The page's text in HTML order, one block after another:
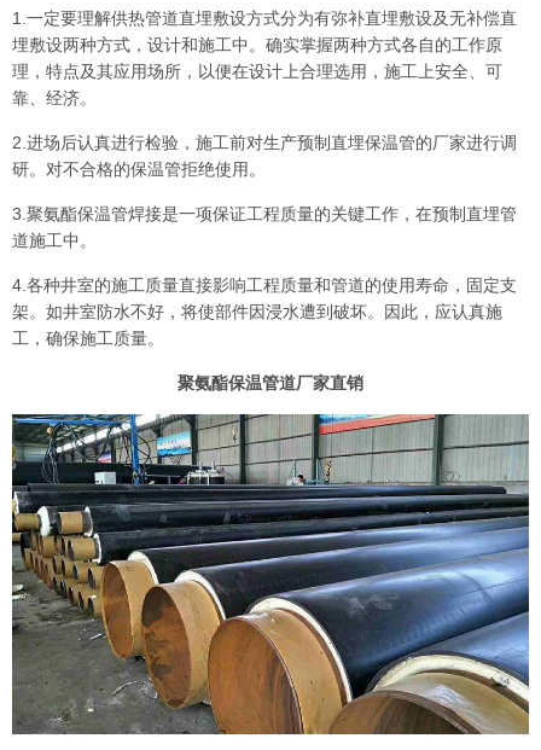
1.一定要理解供热管道直埋敷设方式分为有弥补直埋敷设及无补偿直
埋敷设两种方式，设计和施工中。确实掌握两种方式各自的工作原
理，特点及其应用场所，以便在设计上合理选用，施工上安全、可
靠、经济。
2.进场后认真进行检验，施工前对生产预制直埋保温管的厂家进行调
研。对不合格的保温管拒绝使用。
3.聚氨酯保温管焊接是一项保证工程质量的关键工作，在预制直埋管
道施工中。
4.各种井室的施工质量直接影响工程质量和管道的使用寿命，固定支
架。如井室防水不好，将使部件因浸水遭到破坏。因此，应认真施
工，确保施工质量。
聚氨酯保温管道厂家直销